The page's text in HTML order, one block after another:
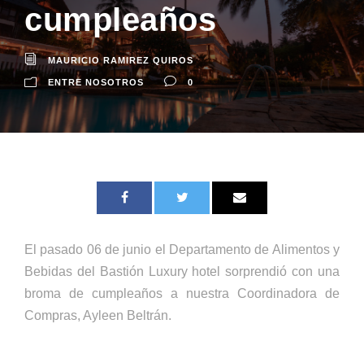
cumpleaños
MAURICIO RAMIREZ QUIROS
ENTRE NOSOTROS 0
El pasado 06 de junio el Departamento de Alimentos y
Bebidas del Bastión Luxury hotel sorprendió con una
broma de cumpleaños a nuestra Coordinadora de
Compras, Ayleen Beltrán.